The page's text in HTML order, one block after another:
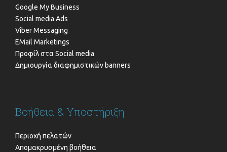
Google My Business
Social media Ads
Viber Messaging
EMail Marketings
Προφίλ στα Social media
Δημιουργία διαφημιστικών banners
Βοήθεια & Υποστήριξη
Περιοχή πελατών
Απομακρυσμένη βοήθεια